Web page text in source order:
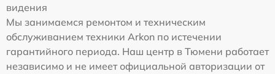
видения
Мы занимаемся ремонтом и техническим
обслуживанием техники Arkon по истечении
гарантийного периода. Наш центр в Тюмени работает
независимо и не имеет официальной авторизации от